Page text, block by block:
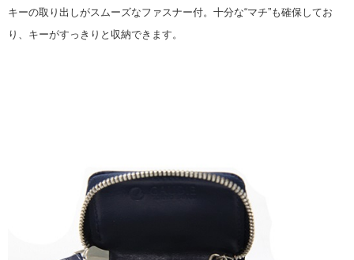
キーの取り出しがスムーズなファスナー付。十分な“マチ”も確保してお
り、キーがすっきりと収納できます。